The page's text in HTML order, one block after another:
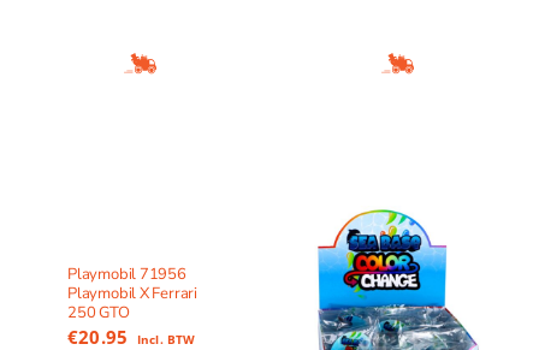
Playmobil 71956
Playmobil X Ferrari
250 GTO
€20.95 Incl. BTW